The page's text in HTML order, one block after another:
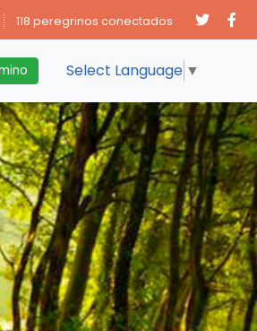
118 peregrinos conectados
Select Language ▼